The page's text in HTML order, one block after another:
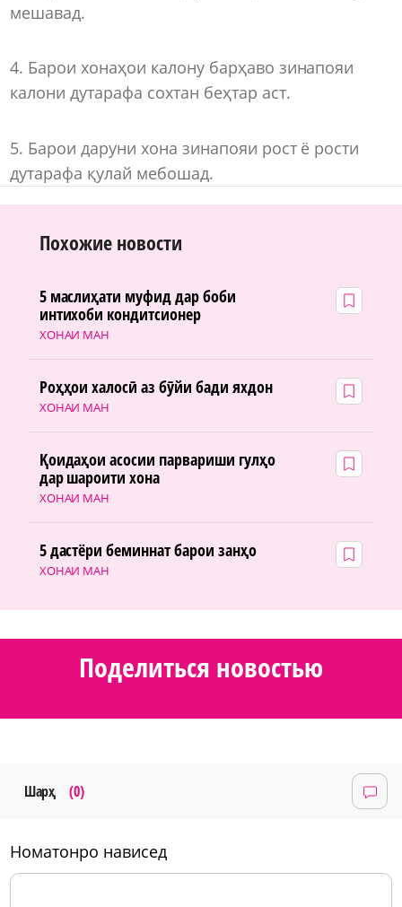
мешавад.
4. Барои хонаҳои калону барҳаво зинапояи
калони дутарафа сохтан беҳтар аст.
5. Барои даруни хона зинапояи рост ё рости
дутарафа қулай мебошад.
Похожие новости
ХОНАИ МАН
5 маслиҳати муфид дар боби
интихоби кондитсионер
ХОНАИ МАН
Роҳҳои халосӣ аз бӯйи бади яхдон
ХОНАИ МАН
Қоидаҳои асосии парвариши гулҳо
дар шароити хона
ХОНАИ МАН
5 дастёри беминнат барои занҳо
Поделиться новостью
Шарҳ (0)
номатонро нависед